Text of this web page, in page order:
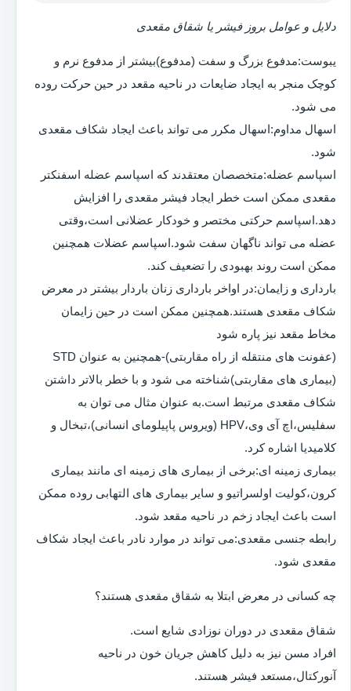
دلایل و عوامل بروز فیشر یا شقاق مقعدی
یبوست:مدفوع بزرگ و سفت (مدفوع)بیشتر از مدفوع نرم و
کوچک منجر به ایجاد ضایعات در ناحیه مقعد در حین حرکت روده
می شود.
اسهال مداوم:اسهال مکرر می تواند باعث ایجاد شکاف مقعدی
شود.
اسپاسم عضله:متخصصان معتقدند که اسپاسم عضله اسفنکتر
مقعدی ممکن است خطر ایجاد فیشر مقعدی را افزایش
دهد.اسپاسم حرکتی مختصر و خودکار عضلانی است،وقتی
عضله می تواند ناگهان سفت شود.اسپاسم عضلات همچنین
ممکن است روند بهبودی را تضعیف کند.
بارداری و زایمان:در اواخر بارداری زنان باردار بیشتر در معرض
شکاف مقعدی هستند.همچنین ممکن است در حین زایمان
مخاط مقعد نیز پاره شود
(عفونت های منتقله از راه مقاربتی)-همچنین به عنوان STD
(بیماری های مقاربتی)شناخته می شود و با خطر بالاتر داشتن
شکاف مقعدی مرتبط است.به عنوان مثال می توان به
سفلیس،اچ آی وی،HPV (ویروس پاپیلومای انسانی)،تبخال و
کلامیدیا اشاره کرد.
بیماری زمینه ای:برخی از بیماری های زمینه ای مانند بیماری
کرون،کولیت اولسراتیو و سایر بیماری های التهابی روده ممکن
است باعث ایجاد زخم در ناحیه مقعد شود.
رابطه جنسی مقعدی:می تواند در موارد نادر باعث ایجاد شکاف
مقعدی شود.
چه کسانی در معرض ابتلا به شقاق مقعدی هستند؟
شقاق مقعدی در دوران نوزادی شایع است.
افراد مسن نیز به دلیل کاهش جریان خون در ناحیه
آنورکتال،مستعد فیشر هستند.